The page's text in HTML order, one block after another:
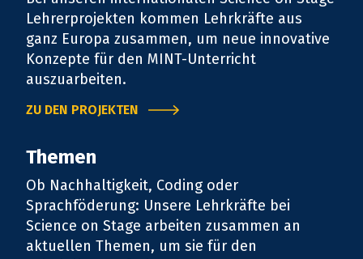
Lehrerprojekten kommen Lehrkräfte aus
ganz Europa zusammen, um neue innovative
Konzepte für den MINT-Unterricht
auszuarbeiten.
ZU DEN PROJEKTEN
Themen
Ob Nachhaltigkeit, Coding oder
Sprachföderung: Unsere Lehrkräfte bei
Science on Stage arbeiten zusammen an
aktuellen Themen, um sie für den